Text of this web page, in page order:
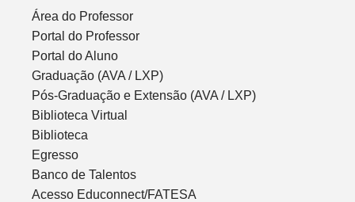
Área do Professor
Portal do Professor
Portal do Aluno
Graduação (AVA / LXP)
Pós-Graduação e Extensão (AVA / LXP)
Biblioteca Virtual
Biblioteca
Egresso
Banco de Talentos
Acesso Educonnect/FATESA